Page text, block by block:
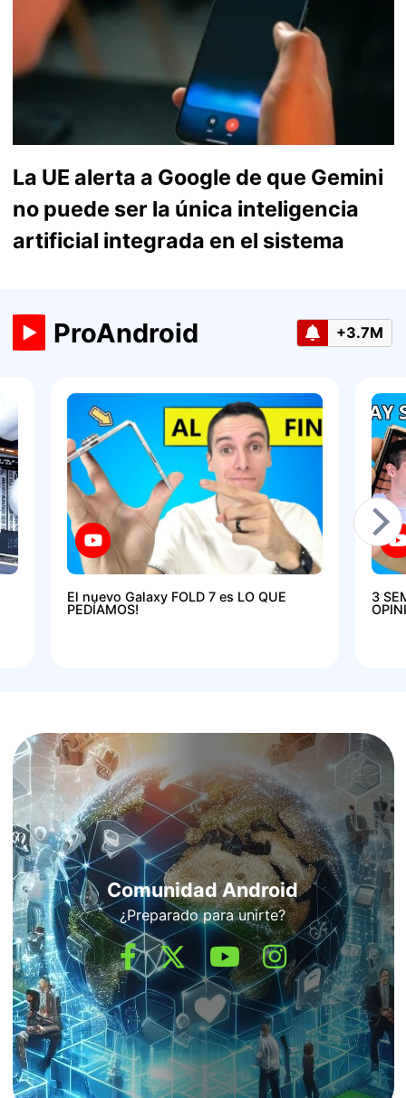
La UE alerta a Google de que Gemini
no puede ser la única inteligencia
artificial integrada en el sistema
ProAndroid +3.7M
El nuevo Galaxy FOLD 7 es LO QUE
PEDÍAMOS!
3
Comunidad Android
¿Preparado para unirte?